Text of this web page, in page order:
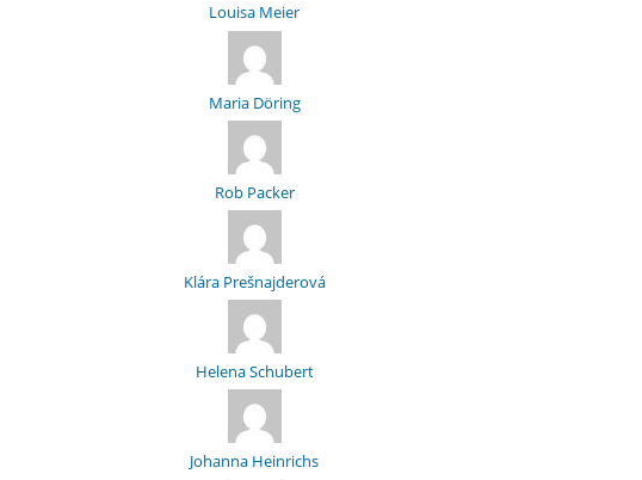
Louisa Meier
Maria Döring
Rob Packer
Klára Prešnajderová
Helena Schubert
Johanna Heinrichs